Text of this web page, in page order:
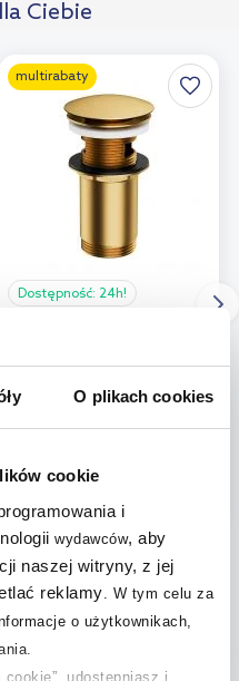
O plikach cookies
cookie
i
wydawców, aby
naszej witryny, z jej
reklamy
W tym celu za
o użytkownikach,
udostępniasz i
Ciebie
multirabaty
Dostępność: 24h!
(6)